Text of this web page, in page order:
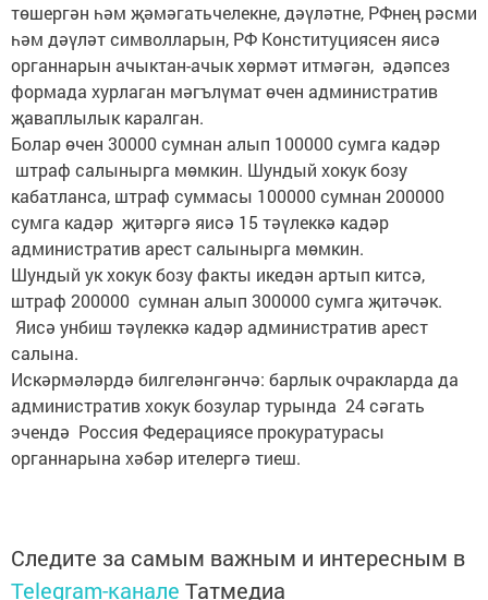
төшергән һәм җәмәгатьчелекне, дәүләтне, РФнең рәсми
һәм дәүләт символларын, РФ Конституциясен яисә
органнарын ачыктан-ачык хөрмәт итмәгән, әдәпсез
формада хурлаган мәгълүмат өчен административ
җаваплылык каралган.
Болар өчен 30000 сумнан алып 100000 сумга кадәр
штраф салынырга мөмкин. Шундый хокук бозу
кабатланса, штраф суммасы 100000 сумнан 200000
сумга кадәр җитәргә яисә 15 тәүлеккә кадәр
административ арест салынырга мөмкин.
Шундый ук хокук бозу факты икедән артып китсә,
штраф 200000 сумнан алып 300000 сумга җитәчәк.
Яисә унбиш тәүлеккә кадәр административ арест
салына.
Искәрмәләрдә билгеләнгәнчә: барлык очракларда да
административ хокук бозулар турында 24 сәгать
эчендә Россия Федерациясе прокуратурасы
органнарына хәбәр ителергә тиеш.
Следите за самым важным и интересным в
Telegram-канале Татмедиа